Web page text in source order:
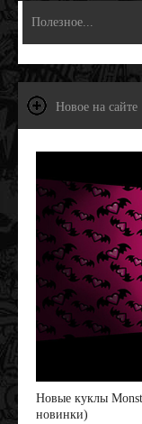
Полезное...
Новое на сайте
Новые куклы
новинки)